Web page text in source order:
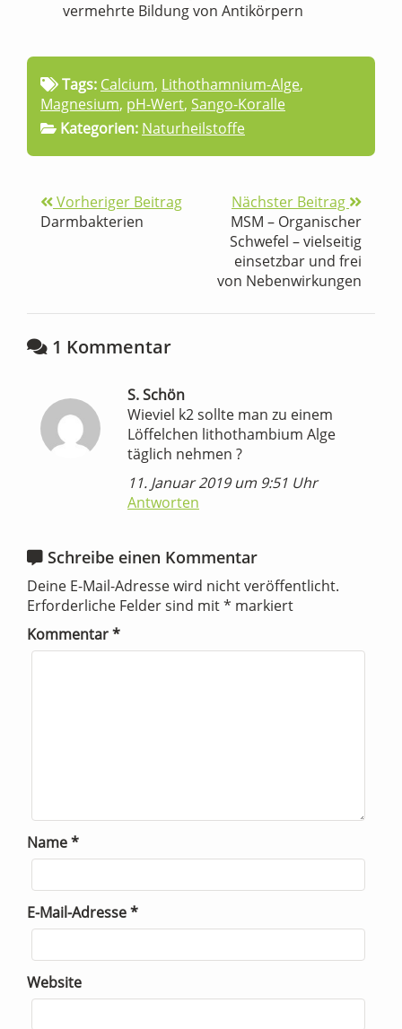
vermehrte Bildung von Antikörpern
Tags: Calcium, Lithothamnium-Alge,
Magnesium, pH-Wert, Sango-Koralle
Kategorien: Naturheilstoffe
Vorheriger Beitrag
Darmbakterien
Nächster Beitrag
MSM – Organischer
Schwefel – vielseitig
einsetzbar und frei
von Nebenwirkungen
1 Kommentar
S. Schön
Wieviel k2 sollte man zu einem
Löffelchen lithothambium Alge
täglich nehmen ?
11. Januar 2019 um 9:51 Uhr
Antworten
Schreibe einen Kommentar
Deine E-Mail-Adresse wird nicht veröffentlicht.
Erforderliche Felder sind mit* markiert
Kommentar*
Name*
E-Mail-Adresse*
Website